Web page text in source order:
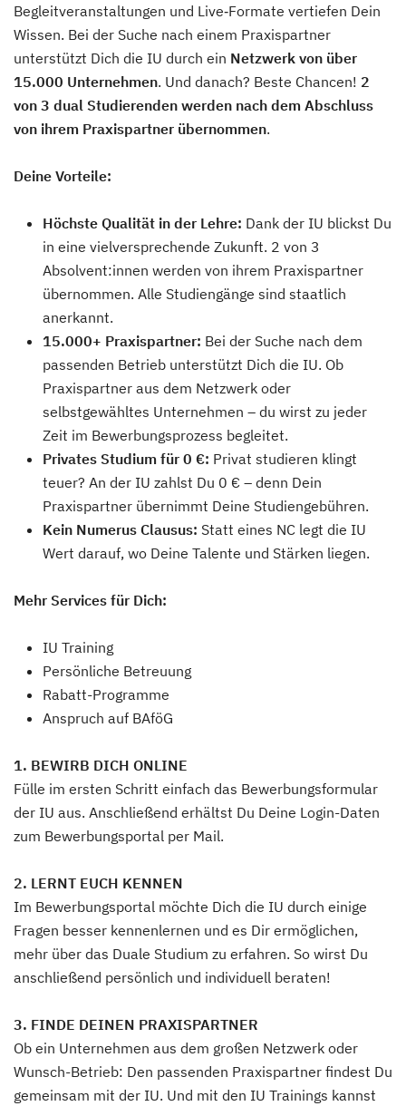
Begleitveranstaltungen und Live‑Formate vertiefen Dein
Wissen. Bei der Suche nach einem Praxispartner
unterstützt Dich die IU durch ein Netzwerk von über
15.000 Unternehmen. Und danach? Beste Chancen! 2
von 3 dual Studierenden werden nach dem Abschluss
von ihrem Praxispartner übernommen.
Deine Vorteile:
Höchste Qualität in der Lehre: Dank der IU blickst Du
in eine vielversprechende Zukunft. 2 von 3
Absolvent:innen werden von ihrem Praxispartner
übernommen. Alle Studiengänge sind staatlich
anerkannt.
15.000+ Praxispartner: Bei der Suche nach dem
passenden Betrieb unterstützt Dich die IU. Ob
Praxispartner aus dem Netzwerk oder
selbstgewähltes Unternehmen – du wirst zu jeder
Zeit im Bewerbungsprozess begleitet.
Privates Studium für 0 €: Privat studieren klingt
teuer? An der IU zahlst Du 0 € – denn Dein
Praxispartner übernimmt Deine Studiengebühren.
Kein Numerus Clausus: Statt eines NC legt die IU
Wert darauf, wo Deine Talente und Stärken liegen.
Mehr Services für Dich:
IU Training
Persönliche Betreuung
Rabatt-Programme
Anspruch auf BAföG
1. BEWIRB DICH ONLINE
Fülle im ersten Schritt einfach das Bewerbungsformular
der IU aus. Anschließend erhältst Du Deine Login-Daten
zum Bewerbungsportal per Mail.
2. LERNT EUCH KENNEN
Im Bewerbungsportal möchte Dich die IU durch einige
Fragen besser kennenlernen und es Dir ermöglichen,
mehr über das Duale Studium zu erfahren. So wirst Du
anschließend persönlich und individuell beraten!
3. FINDE DEINEN PRAXISPARTNER
Ob ein Unternehmen aus dem großen Netzwerk oder
Wunsch-Betrieb: Den passenden Praxispartner findest Du
gemeinsam mit der IU. Und mit den IU Trainings kannst